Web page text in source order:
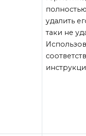
удалить
таки не